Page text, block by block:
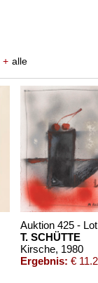
+ alle
Auktion 425 -
T. SCHÜTTE
Kirsche, 1980
Ergebnis: €